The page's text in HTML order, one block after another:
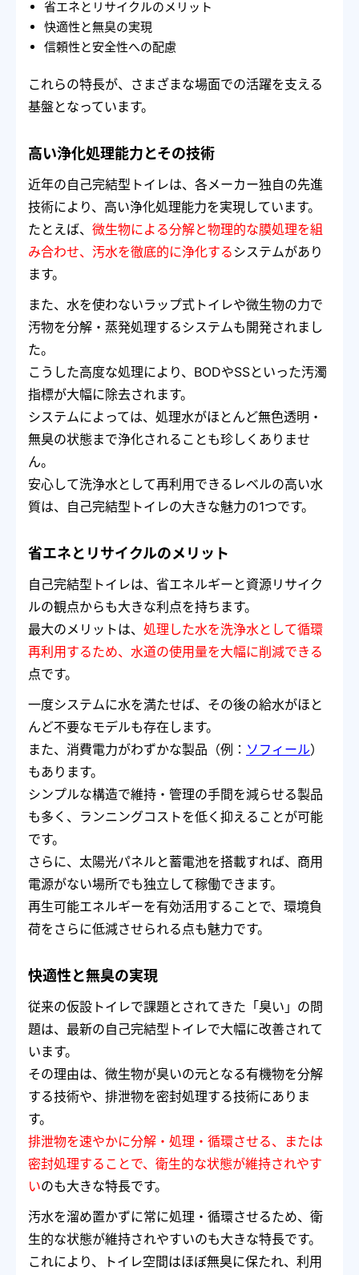
省エネとリサイクルのメリット
快適性と無臭の実現
信頼性と安全性への配慮
これらの特長が、さまざまな場面での活躍を支える
基盤となっています。
高い浄化処理能力とその技術
近年の自己完結型トイレは、各メーカー独自の先進
技術により、高い浄化処理能力を実現しています。
たとえば、 微生物による分解と物理的な膜処理を組
み合わせ、汚水を徹底的に浄化するシステムがあり
ます。
また、水を使わないラップ式トイレや微生物の力で
汚物を分解・蒸発処理するシステムも開発されまし
た。
こうした高度な処理により、BODやSSといった汚濁
指標が大幅に除去されます。
システムによっては、処理水がほとんど無色透明・
無臭の状態まで浄化されることも珍しくありませ
ん。
安心して洗浄水として再利用できるレベルの高い水
質は、自己完結型トイレの大きな魅力の1つです。
省エネとリサイクルのメリット
自己完結型トイレは、省エネルギーと資源リサイク
ルの観点からも大きな利点を持ちます。
最大のメリットは、 処理した水を洗浄水として循環
再利用するため、水道の使用量を大幅に削減できる
点です。
一度システムに水を満たせば、その後の給水がほと
んど不要なモデルも存在します。
また、消費電力がわずかな製品（例： ソフィール）
もあります。
シンプルな構造で維持・管理の手間を減らせる製品
も多く、ランニングコストを低く抑えることが可能
です。
さらに、太陽光パネルと蓄電池を搭載すれば、商用
電源がない場所でも独立して稼働できます。
再生可能エネルギーを有効活用することで、環境負
荷をさらに低減させられる点も魅力です。
快適性と無臭の実現
従来の仮設トイレで課題とされてきた「臭い」の問
題は、最新の自己完結型トイレで大幅に改善されて
います。
その理由は、微生物が臭いの元となる有機物を分解
する技術や、排泄物を密封処理する技術にありま
す。
排泄物を速やかに分解・処理・循環させる、または
密封処理することで、衛生的な状態が維持されやす
いのも大きな特長です。
汚水を溜め置かずに常に処理・循環させるため、衛
生的な状態が維持されやすいのも大きな特長です。
これにより、トイレ空間はほぼ無臭に保たれ、利用